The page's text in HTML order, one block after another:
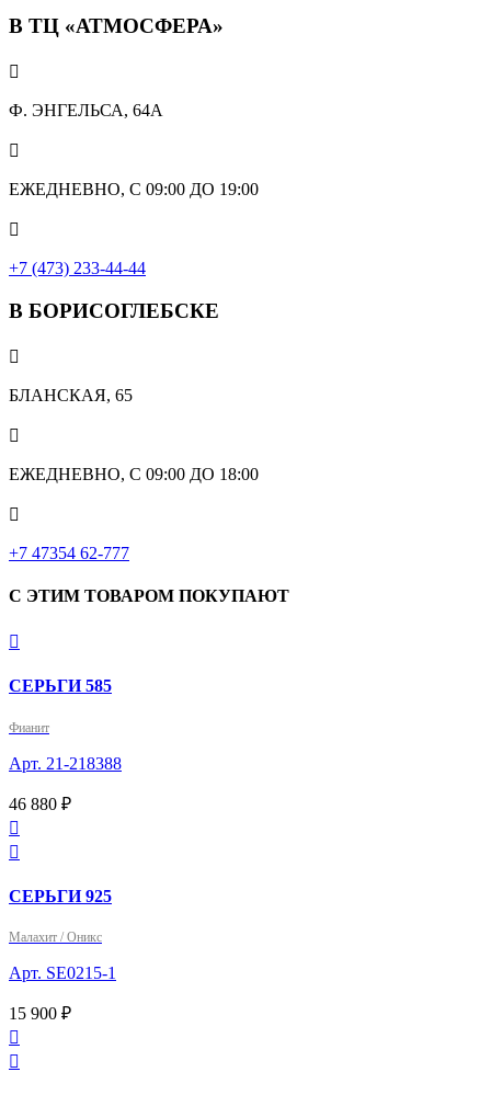
В ТЦ «АТМОСФЕРА»

Ф. ЭНГЕЛЬСА, 64А

ЕЖЕДНЕВНО, С 09:00 ДО 19:00

+7 (473) 233-44-44
В БОРИСОГЛЕБСКЕ

БЛАНСКАЯ, 65

ЕЖЕДНЕВНО, С 09:00 ДО 18:00

‎+7 47354 62-777
С ЭТИМ ТОВАРОМ ПОКУПАЮТ

СЕРЬГИ 585
Фианит
Арт. 21-218388
46 880 ₽


СЕРЬГИ 925
Малахит / Оникс
Арт. SE0215-1
15 900 ₽

